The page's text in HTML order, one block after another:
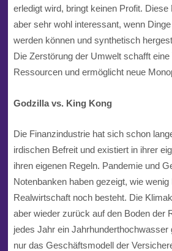
erledigt wird, bringt keinen Profit.
aber sehr wohl interessant, wenn
werden können und synthetisch
Die Zerstörung der Umwelt schafft
Ressourcen und ermöglicht neue
Godzilla vs. King Kong
Die Finanzindustrie hat sich schon
irdischen Befreit und existiert in ihrer
ihren eigenen Regeln. Pandemie und
Notenbanken haben gezeigt, wie
Realwirtschaft noch besteht. Die
aber wieder zurück auf den Boden der
jedes Jahr ein Jahrhunderthochwasser
nur das Geschäftsmodell der